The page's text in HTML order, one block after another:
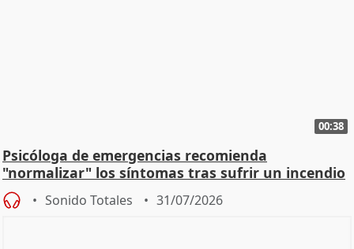
00:38
Psicóloga de emergencias recomienda
"normalizar" los síntomas tras sufrir un incendio
Sonido Totales 31/07/2026